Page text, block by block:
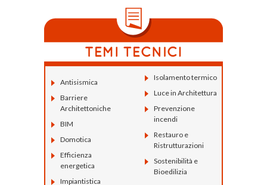
Antisismica
Barriere
Architettoniche
BIM
Domotica
Efficienza
energetica
Impiantistica
Isolamento termico
Luce in Architettura
Prevenzione
incendi
Restauro e
Ristrutturazioni
Sostenibilità e
Bioedilizia